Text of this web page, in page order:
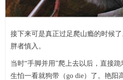
接下来可是真正过足爬山瘾的时候
胖者慎入。
当时“手脚并用”爬上去以后，直接
生怕一看就狗带（go die）了。艳阳